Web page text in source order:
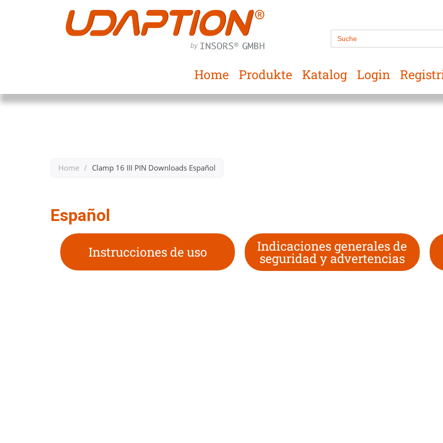
Search
for:
Home Produkte Katalog Login
Home / Clamp 16 III PIN​ Downloads​ Español​
Español
Instrucciones de uso Indicaciones generales de
seguridad y advertencias